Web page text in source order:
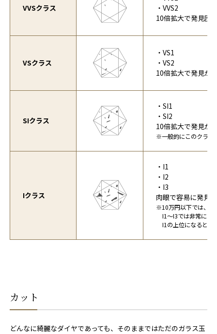
VVSクラス
・VVS2
10倍拡大で発見困
VSクラス
・VS1
・VS2
10倍拡大で発見が
SIクラス
・SI1
・SI2
10倍拡大で発見が
※一般的にこのクラス
Iクラス
・I1
・I2
・I3
肉眼で容易に発見
※10万円以下では、市
I1～I3では非常に差
I1の上位になるとSI
カット
どんなに綺麗なダイヤであっても、そのままではただのガラス玉